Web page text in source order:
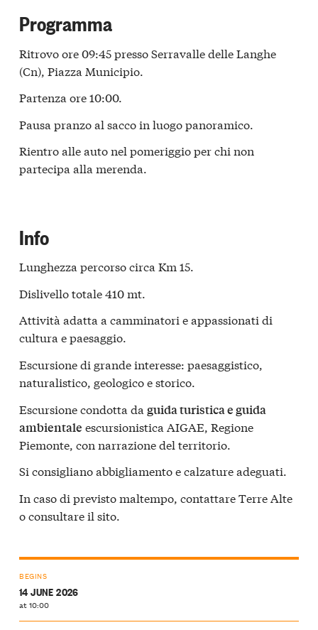
Programma
Ritrovo ore 09:45 presso Serravalle delle Langhe
(Cn), Piazza Municipio.
Partenza ore 10:00.
Pausa pranzo al sacco in luogo panoramico.
Rientro alle auto nel pomeriggio per chi non
partecipa alla merenda.
Info
Lunghezza percorso circa Km 15.
Dislivello totale 410 mt.
Attività adatta a camminatori e appassionati di
cultura e paesaggio.
Escursione di grande interesse: paesaggistico,
naturalistico, geologico e storico.
Escursione condotta da guida turistica e guida
ambientale escursionistica AIGAE, Regione
Piemonte, con narrazione del territorio.
Si consigliano abbigliamento e calzature adeguati.
In caso di previsto maltempo, contattare Terre Alte
o consultare il sito.
BEGINS
14 JUNE 2026
at 10:00